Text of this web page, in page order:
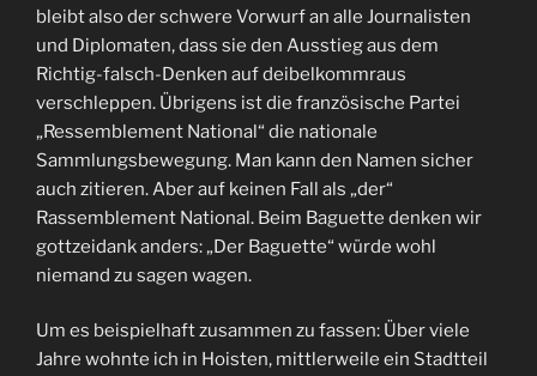
bleibt also der schwere Vorwurf an alle Journalisten
und Diplomaten, dass sie den Ausstieg aus dem
Richtig-falsch-Denken auf deibelkommraus
verschleppen. Übrigens ist die französische Partei
„Ressemblement National“ die nationale
Sammlungsbewegung. Man kann den Namen sicher
auch zitieren. Aber auf keinen Fall als „der“
Rassemblement National. Beim Baguette denken wir
gottzeidank anders: „Der Baguette“ würde wohl
niemand zu sagen wagen.
Um es beispielhaft zusammen zu fassen: Über viele
Jahre wohnte ich in Hoisten, mittlerweile ein Stadtteil